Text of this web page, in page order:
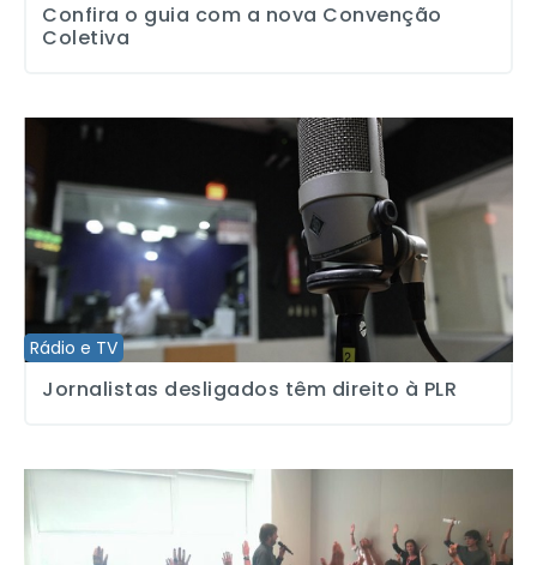
Confira o guia com a nova Convenção
Coletiva
Rádio e TV
Jornalistas desligados têm direito à PLR
Jornalistas desligados têm direito à PLR
Jornalistas conquistam acordo salarial e Convenção